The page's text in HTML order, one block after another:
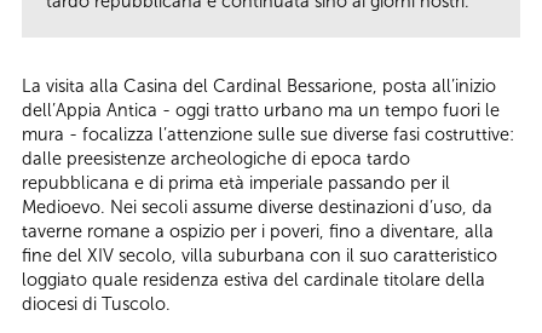
La visita alla Casina del Cardinal Bessarione, posta all’inizio
dell’Appia Antica - oggi tratto urbano ma un tempo fuori le
mura - focalizza l’attenzione sulle sue diverse fasi costruttive:
dalle preesistenze archeologiche di epoca tardo
repubblicana e di prima età imperiale passando per il
Medioevo. Nei secoli assume diverse destinazioni d’uso, da
taverne romane a ospizio per i poveri, fino a diventare, alla
fine del XIV secolo, villa suburbana con il suo caratteristico
loggiato quale residenza estiva del cardinale titolare della
diocesi di Tuscolo.